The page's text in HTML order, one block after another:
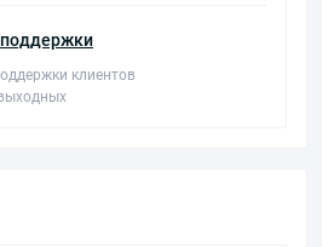
клиентов